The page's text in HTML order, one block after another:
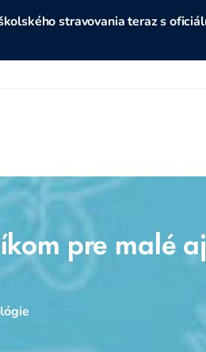
stravovania teraz s
pre malé